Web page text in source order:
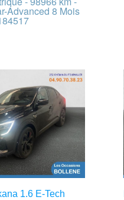
Advanced 8 Mois
1.6 E-Tech